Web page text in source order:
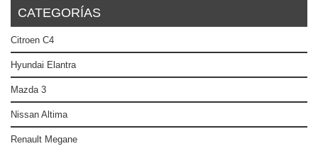
CATEGORÍAS
Citroen C4
Hyundai Elantra
Mazda 3
Nissan Altima
Renault Megane